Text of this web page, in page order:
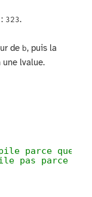
323.
de b, puis la
une lvalue.
parce que
pas parce